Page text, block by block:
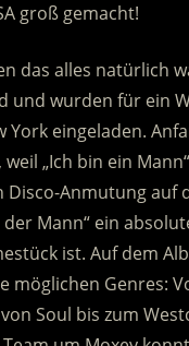
groß gemacht!
das alles natürlich
und wurden für ein
York eingeladen.
„Ich bin ein
Disco-Anmutung auf
der Mann“ ein
ist. Auf dem
möglichen Genres:
Soul bis zum